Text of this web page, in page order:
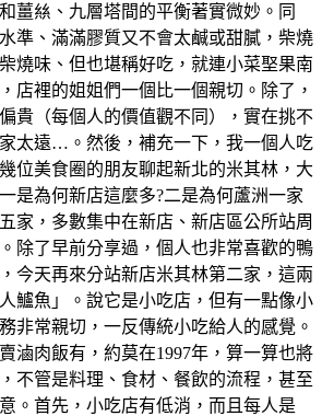
薑𢇃、九層塔間的平衡著實微妙。同
準、滿滿膠質又不會太鹹或甜膩，柴燒
燒味、但也堪稱好吃，就連小菜埾果南
店裡的姐姐們一個比一個親切。除了，
貴（每個人的價值觀不同），實在挑不
太遠…。然後，補充一下，我一個人吃
位美食圈的朋友聊起新北的米其林，大
是為何新店這麼多?二是為何蘆洲一家
家，多數集中在新店、新店區公所站周
除了早前分享過，個人也非常喜歡的鴨
今天再來分站新店米其林第二家，這兩
鱸魚」。說它是小吃店，但有一點像小
非常親切，一反傳統小吃給人的感覺。
滷肉飯有，約莫在1997年，算一算也將
不管是料理、食材、餐飲的流程，甚至
。首先，小吃店有低消，而且每人是